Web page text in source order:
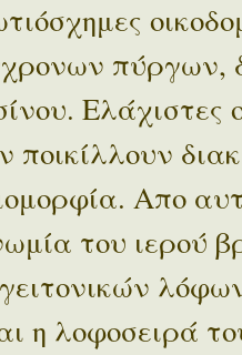
πύργων,
ποικίλλουν
Απο
του ιερού
η λοφοσειρά